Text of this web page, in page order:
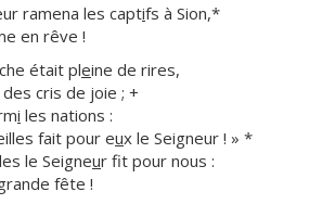
ramena les captifs à Sion,*
en rêve !
était pleine de rires,
cris de joie ; +
i les nations :
fait pour eux le Seigneur ! » *
le Seigneur fit pour nous :
fête !